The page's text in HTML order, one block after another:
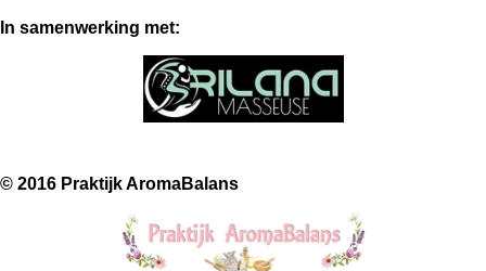
In samenwerking met:
© 2016 Praktijk AromaBalans